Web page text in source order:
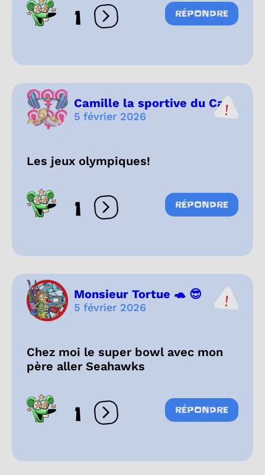
1 Ouvrir les réactions
RÉPONDRE
Camille la sportive du Ca...
5 février 2026
Les jeux olympiques!
1 Ouvrir les réactions
RÉPONDRE
Monsieur Tortue 🐢 😎
5 février 2026
Chez moi le super bowl avec mon
père aller Seahawks
1 Ouvrir les réactions
RÉPONDRE